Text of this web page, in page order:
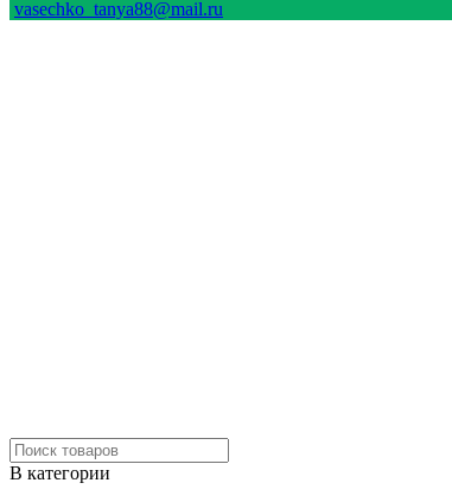
vasechko_tanya88@mail.ru
В категории